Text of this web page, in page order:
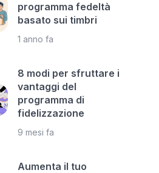
programma fedeltà
basato sui timbri
1 anno fa
8 modi per sfruttare i
vantaggi del
programma di
fidelizzazione
9 mesi fa
Aumenta il tuo